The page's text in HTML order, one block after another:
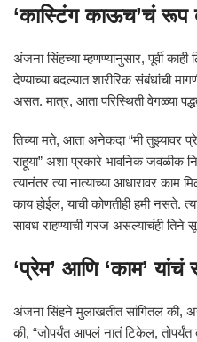
‘कास्टिंग काऊच’चं
अंजना सिंहच्या म्हणण्यानुसार, पूर्वी
देण्याच्या बदल्यात शारीरिक संबंधांची
असत. मात्र, आता परिस्थिती वेगळ्या
तिच्या मते, आता अनेकदा “मी तुझ्यावर
राहूया” अशा प्रकारे भावनिक जवळीक
त्यानंतर त्या नात्याच्या आधारावर
काय होईल, याची कोणतीही हमी नसते.
सावध राहण्याची गरज असल्याचंही तिने
‘प्रेम’ आणि ‘काम’
अंजना सिंहने मुलाखतीत सांगितलं की,
की, “जोपर्यंत आपलं नातं टिकेल, तोपर्यंत